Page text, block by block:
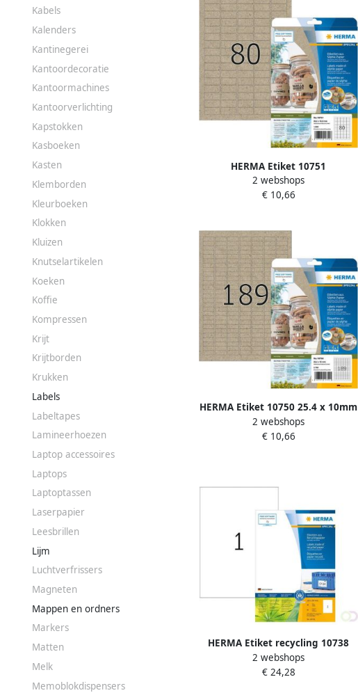
Kabels
Kalenders
Kantinegerei
Kantoordecoratie
Kantoormachines
Kantoorverlichting
Kapstokken
Kasboeken
Kasten
Klemborden
Kleurboeken
Klokken
Kluizen
Knutselartikelen
Koeken
Koffie
Kompressen
Krijt
Krijtborden
Krukken
Labels
Labeltapes
Lamineerhoezen
Laptop accessoires
Laptops
Laptoptassen
Laserpapier
Leesbrillen
Lijm
Luchtverfrissers
Magneten
Mappen en ordners
Markers
Matten
Melk
Memoblokdispensers
HERMA Etiket 10751
35.6x16.9mm silphie bruin 1600
stuks
2 webshops
€ 10,66
HERMA Etiket 10750 25.4 x 10mm
silphie bruin 3780 stuks
2 webshops
€ 10,66
HERMA Etiket recycling 10738
210x297mm 80stuks wit
2 webshops
€ 24,28